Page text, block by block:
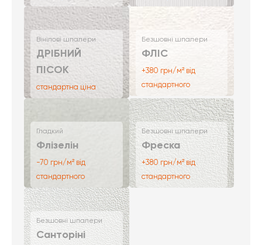
Вінілові шпалери
ДРІБНИЙ
ПІСОК
стандартна ціна
Безшовні шпалери
ФЛІС
+380 грн/м² від
стандартного
Гладкий
Флізелін
-70 грн/м² від
стандартного
Безшовні шпалери
Фреска
+380 грн/м² від
стандартного
Безшовні шпалери
Санторіні